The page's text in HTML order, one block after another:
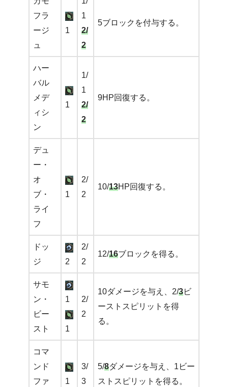
フラ
ージ
ュ
1
1
2/
2
5ブロックを付与する。
ハー
バル
メデ
ィシ
ン
1
1/
1
2/
2
9HP回復する。
デュ
ー・
オ
ブ・
ライ
フ
1
2/
2
10/13HP回復する。
ドッ
ジ
2
2/
2
12/16ブロックを得る。
サモ
ン・
ビー
スト
1
1
2/
2
10ダメージを与え、2/3ビ
ーストスピリットを得
る。
コマ
ンド
ファ
1
3/
3
5/8ダメージを与え、1ビー
ストスピリットを得る。